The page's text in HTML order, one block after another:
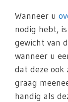
Wanneer u
nodig hebt,
gewicht van
wanneer u
dat deze ook
graag
handig als